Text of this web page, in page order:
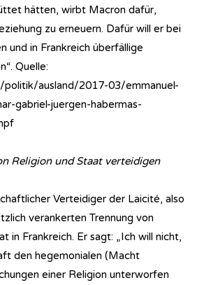
hätten, wirbt Macron dafür,
zu erneuern. Dafür will er bei
und in Frankreich überfällige
Quelle:
ausland/2017-03/emmanuel-
gabriel-juergen-habermas-
Religion und Staat verteidigen
Verteidiger der Laicité, also
verankerten Trennung von
in Frankreich. Er sagt: „Ich will nicht,
den hegemonialen (Macht
einer Religion unterworfen